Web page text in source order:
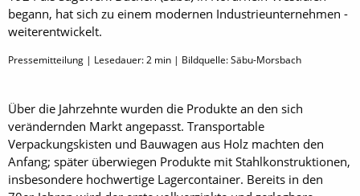
begann, hat sich zu einem modernen Industrieunternehmen ­
weiterentwickelt.
Pressemitteilung | Lesedauer:2 min | Bildquelle: Säbu-Morsbach
Über die Jahrzehnte wurden die Produkte an den sich
verändernden Markt angepasst. Transportable
Verpackungskisten und Bauwagen aus Holz machten den
Anfang; später überwiegen Produkte mit Stahlkonstruktionen,
insbesondere hochwertige Lagercontainer. Bereits in den